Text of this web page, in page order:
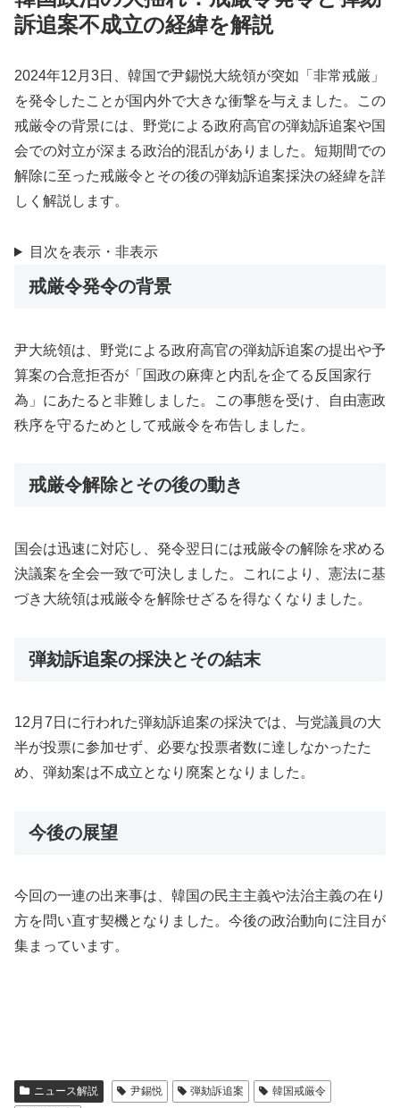
訴追案不成立の経緯を解説
2024年12月3日、韓国で尹錫悦大統領が突如「非常戒厳」
を発令したことが国内外で大きな衝撃を与えました。この
戒厳令の背景には、野党による政府高官の弾劾訴追案や国
会での対立が深まる政治的混乱がありました。短期間での
解除に至った戒厳令とその後の弾劾訴追案採決の経緯を詳
しく解説します。
目次を表示・非表示
戒厳令発令の背景
尹大統領は、野党による政府高官の弾劾訴追案の提出や予
算案の合意拒否が「国政の麻痺と内乱を企てる反国家行
為」にあたると非難しました。この事態を受け、自由憲政
秩序を守るためとして戒厳令を布告しました。
戒厳令解除とその後の動き
国会は迅速に対応し、発令翌日には戒厳令の解除を求める
決議案を全会一致で可決しました。これにより、憲法に基
づき大統領は戒厳令を解除せざるを得なくなりました。
弾劾訴追案の採決とその結末
12月7日に行われた弾劾訴追案の採決では、与党議員の大
半が投票に参加せず、必要な投票者数に達しなかったた
め、弾劾案は不成立となり廃案となりました。
今後の展望
今回の一連の出来事は、韓国の民主主義や法治主義の在り
方を問い直す契機となりました。今後の政治動向に注目が
集まっています。
ニュース解説 尹錫悦 弾劾訴追案
韓国戒厳令